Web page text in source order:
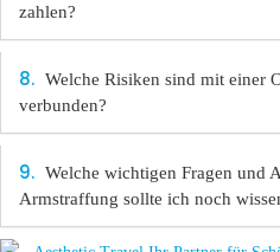
zahlen?
Welche Risiken sind mit einer
verbunden?
Welche wichtigen Fragen und
Armstraffung sollte ich noch